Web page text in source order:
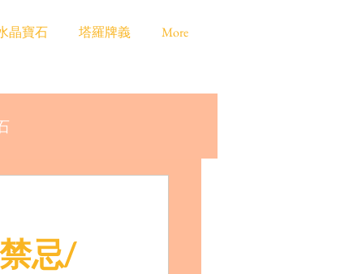
忌/
晶寶石 塔羅牌義 More